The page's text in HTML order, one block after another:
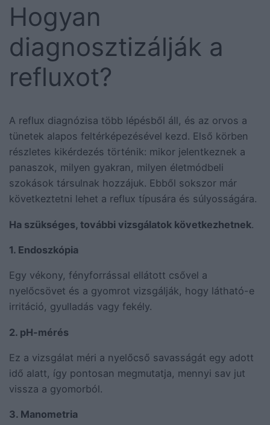
Hogyan
diagnosztizálják a
refluxot?
A reflux diagnózisa több lépésből áll, és az orvos a
tünetek alapos feltérképezésével kezd. Első körben
részletes kikérdezés történik: mikor jelentkeznek a
panaszok, milyen gyakran, milyen életmódbeli
szokások társulnak hozzájuk. Ebből sokszor már
következtetni lehet a reflux típusára és súlyosságára.
Ha szükséges, további vizsgálatok következhetnek.
1. Endoszkópia
Egy vékony, fényforrással ellátott csővel a
nyelőcsövet és a gyomrot vizsgálják, hogy látható-e
irritáció, gyulladás vagy fekély.
2. pH-mérés
Ez a vizsgálat méri a nyelőcső savasságát egy adott
idő alatt, így pontosan megmutatja, mennyi sav jut
vissza a gyomorból.
3. Manometria